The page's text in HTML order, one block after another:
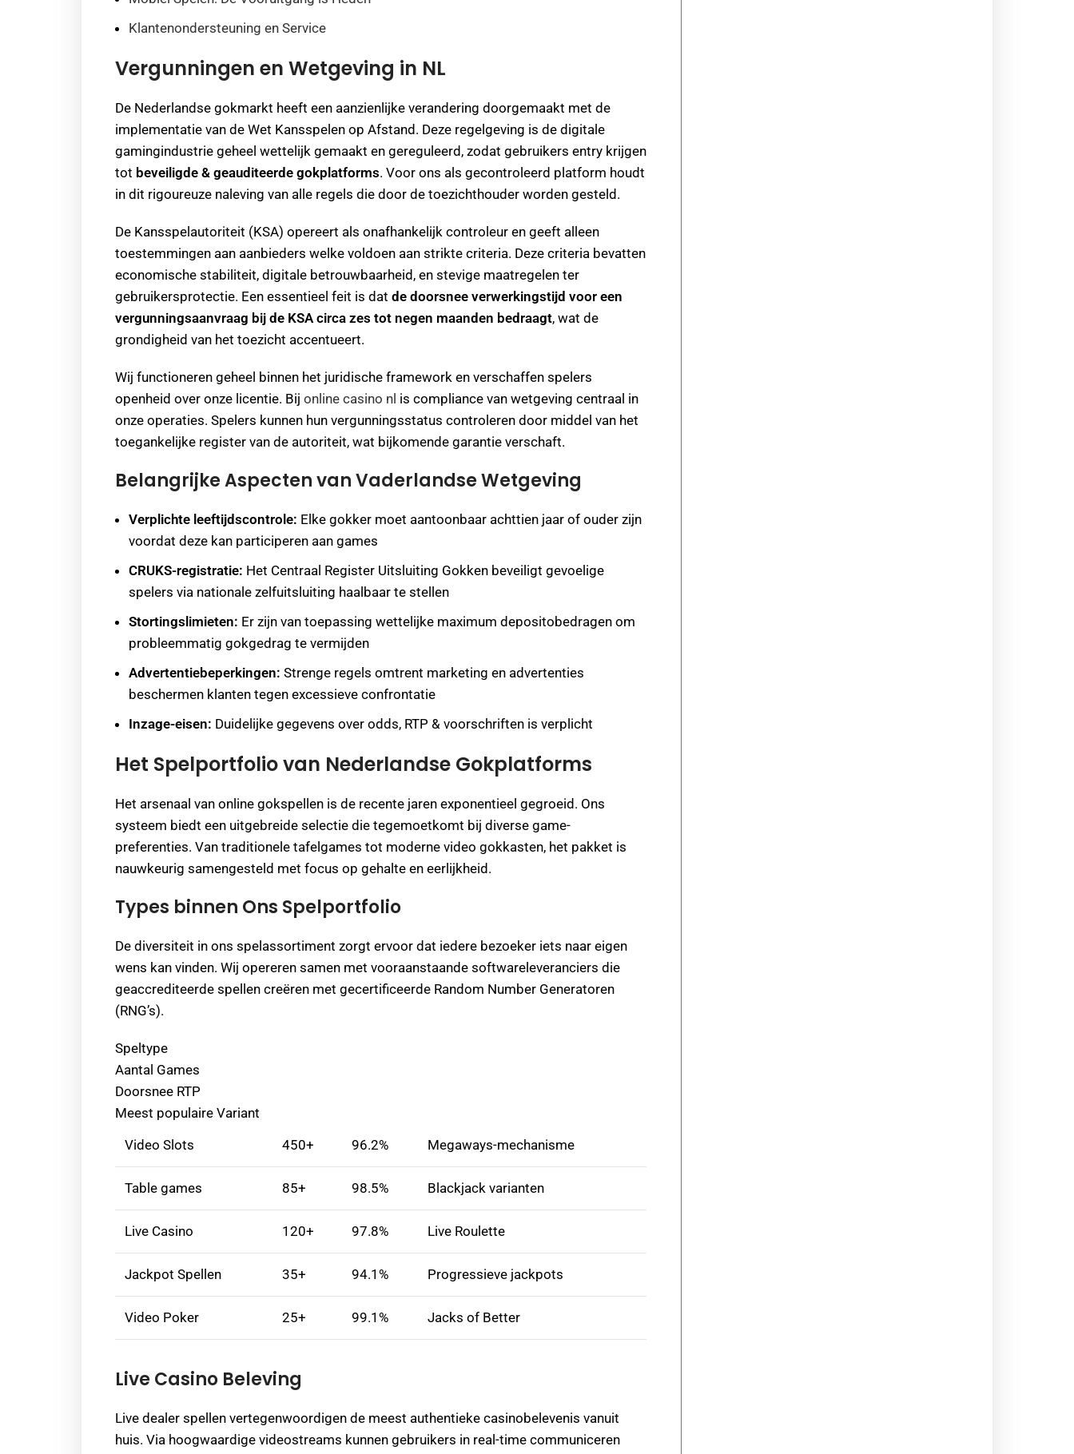
Klantenondersteuning en Service
Vergunningen en Wetgeving in NL
De Nederlandse gokmarkt heeft een aanzienlijke verandering doorgemaakt met de
implementatie van de Wet Kansspelen op Afstand. Deze regelgeving is de digitale
gamingindustrie geheel wettelijk gemaakt en gereguleerd, zodat gebruikers entry krijgen
tot beveiligde & geauditeerde gokplatforms. Voor ons als gecontroleerd platform houdt
in dit rigoureuze naleving van alle regels die door de toezichthouder worden gesteld.
De Kansspelautoriteit (KSA) opereert als onafhankelijk controleur en geeft alleen
toestemmingen aan aanbieders welke voldoen aan strikte criteria. Deze criteria bevatten
economische stabiliteit, digitale betrouwbaarheid, en stevige maatregelen ter
gebruikersprotectie. Een essentieel feit is dat de doorsnee verwerkingstijd voor een
vergunningsaanvraag bij de KSA circa zes tot negen maanden bedraagt, wat de
grondigheid van het toezicht accentueert.
Wij functioneren geheel binnen het juridische framework en verschaffen spelers
openheid over onze licentie. Bij online casino nl is compliance van wetgeving centraal in
onze operaties. Spelers kunnen hun vergunningsstatus controleren door middel van het
toegankelijke register van de autoriteit, wat bijkomende garantie verschaft.
Belangrijke Aspecten van Vaderlandse Wetgeving
Verplichte leeftijdscontrole: Elke gokker moet aantoonbaar achttien jaar of ouder zijn
voordat deze kan participeren aan games
CRUKS-registratie: Het Centraal Register Uitsluiting Gokken beveiligt gevoelige
spelers via nationale zelfuitsluiting haalbaar te stellen
Stortingslimieten: Er zijn van toepassing wettelijke maximum depositobedragen om
probleemmatig gokgedrag te vermijden
Advertentiebeperkingen: Strenge regels omtrent marketing en advertenties
beschermen klanten tegen excessieve confrontatie
Inzage-eisen: Duidelijke gegevens over odds, RTP & voorschriften is verplicht
Het Spelportfolio van Nederlandse Gokplatforms
Het arsenaal van online gokspellen is de recente jaren exponentieel gegroeid. Ons
systeem biedt een uitgebreide selectie die tegemoetkomt bij diverse game-
preferenties. Van traditionele tafelgames tot moderne video gokkasten, het pakket is
nauwkeurig samengesteld met focus op gehalte en eerlijkheid.
Types binnen Ons Spelportfolio
De diversiteit in ons spelassortiment zorgt ervoor dat iedere bezoeker iets naar eigen
wens kan vinden. Wij opereren samen met vooraanstaande softwareleveranciers die
geaccrediteerde spellen creëren met gecertificeerde Random Number Generatoren
(RNG’s).
Speltype
Aantal Games
Doorsnee RTP
Meest populaire Variant
Video Slots
450+ 96.2% Megaways-mechanisme
Table games 85+ 98.5% Blackjack varianten
Live Casino 120+ 97.8% Live Roulette
Jackpot Spellen 35+ 94.1% Progressieve jackpots
Video Poker 25+ 99.1% Jacks of Better
Live Casino Beleving
Live dealer spellen vertegenwoordigen de meest authentieke casinobelevenis vanuit
huis. Via hoogwaardige videostreams kunnen gebruikers in real-time communiceren